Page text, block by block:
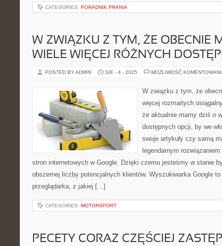
CATEGORIES: PORADNIK PRANIA
W ZWIĄZKU Z TYM, ŻE OBECNIE
WIELE WIĘCEJ RÓŻNYCH
POSTED BY ADMIN SIE - 4 - 2025 MOŻLIWOŚĆ
W związku z tym, że
więcej rozmaitych
że aktualnie mamy dziś o
dostępnych opcji, by we
swoje artykuły czy samą
legendarnym
stron internetowych w Google. Dzięki czemu jesteśmy w stanie
obszernej liczby potencjalnych klientów. Wyszukiwarka Google
przeglądarka, z jakiej […]
CATEGORIES: MOTORSPORT
PECETY CORAZ CZĘŚCIEJ